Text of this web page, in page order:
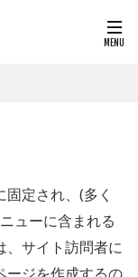
定され、(多く
ューに含まれる
、サイト訪問者に
ージを作成するの